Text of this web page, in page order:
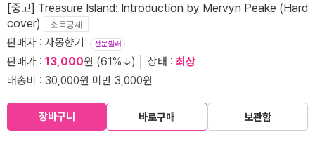
[중고] Treasure Island: Introduction by Mervyn Peake (Hard
cover)
소득공제
판매자 : 자몽향기 전문셀러
판매가 : 13,000원 (61%↓) │ 상태 : 최상
배송비 : 30,000원 미만 3,000원
장바구니 바로구매 보관함